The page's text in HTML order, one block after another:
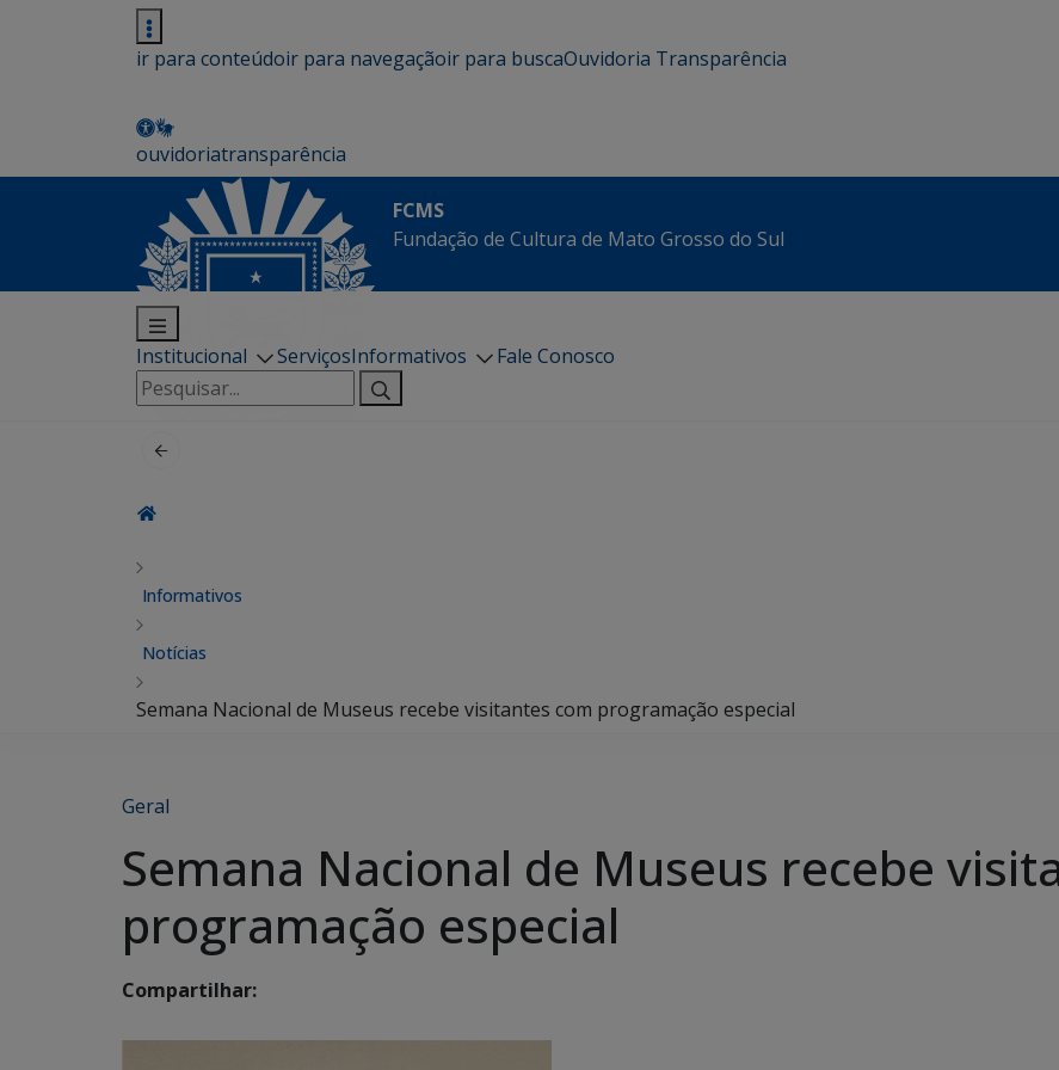
ir para conteúdoir para navegaçãoir para buscaOuvidoria Transparência
ouvidoriatransparência
FCMS
Fundação de Cultura de Mato Grosso do Sul
Institucional ServiçosInformativos
Fale Conosco
Pesquisar
por:
Informativos
Notícias
Semana Nacional de Museus recebe visitantes com programação especial
Geral
Semana Nacional de Museus recebe
programação especial
Compartilhar: